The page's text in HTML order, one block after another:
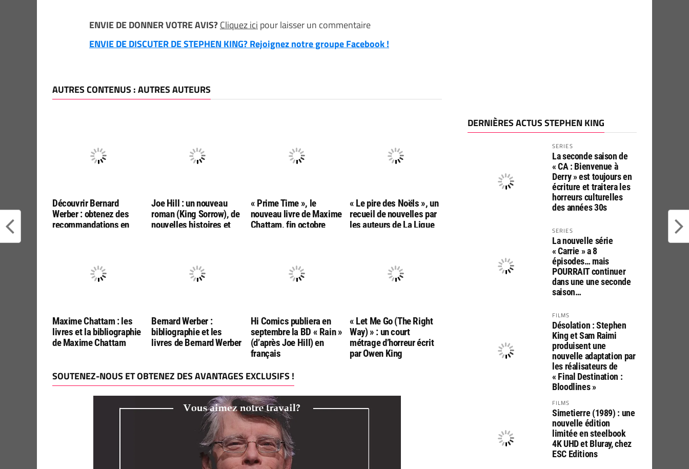
ENVIE DE DONNER VOTRE AVIS?Cliquez ici pour laisser un commentaire
ENVIE DE DISCUTER DE STEPHEN KING? Rejoignez notre groupe Facebook !
AUTRES CONTENUS : AUTRES AUTEURS
Découvrir Bernard
Werber : obtenez des
recommandations en
Joe Hill : un nouveau
roman (King Sorrow), de
nouvelles histoires et
« Prime Time », le
nouveau livre de Maxime
Chattam, fin octobre
« Le pire des Noëls », un
recueil de nouvelles par
les auteurs de La Ligue
Maxime Chattam : les
livres et la bibliographie
de Maxime Chattam
Bernard Werber :
bibliographie et les
livres de Bernard Werber
Hi Comics publiera en
septembre la BD « Rain »
(d’après Joe Hill) en
français
« Let Me Go (The Right
Way) » : un court
métrage d’horreur écrit
par Owen King
SOUTENEZ-NOUS ET OBTENEZ DES AVANTAGES EXCLUSIFS !
DERNIÈRES ACTUS STEPHEN KING
SERIES
La seconde saison de
« CA : Bienvenue à
Derry » est toujours en
écriture et traitera les
horreurs culturelles
des années 30s
SERIES
La nouvelle série
« Carrie » a 8
épisodes… mais
POURRAIT continuer
dans une une seconde
saison…
FILMS
Désolation : Stephen
King et Sam Raimi
produisent une
nouvelle adaptation par
les réalisateurs de
« Final Destination :
Bloodlines »
FILMS
Simetierre (1989) : une
nouvelle édition
limitée en steelbook
4K UHD et Bluray, chez
ESC Editions